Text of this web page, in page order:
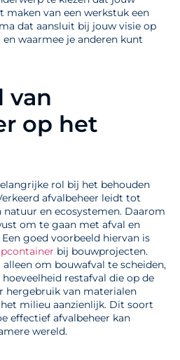
maken van een werkstuk een
dat aansluit bij jouw visie op
waarmee je anderen kunt
van
op het
rol bij het behouden
afvalbeheer leidt tot
natuur en ecosystemen. Daarom
om te gaan met afval en
goed voorbeeld hiervan is
bij bouwprojecten.
om bouwafval te scheiden,
restafval die op de
hergebruik van materialen
milieu aanzienlijk. Dit soort
effectief afvalbeheer kan
wereld.